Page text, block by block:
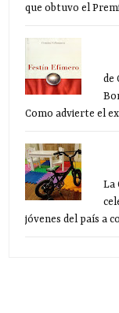
que obtuvo el
de
Como advierte el
La
jóvenes del país a